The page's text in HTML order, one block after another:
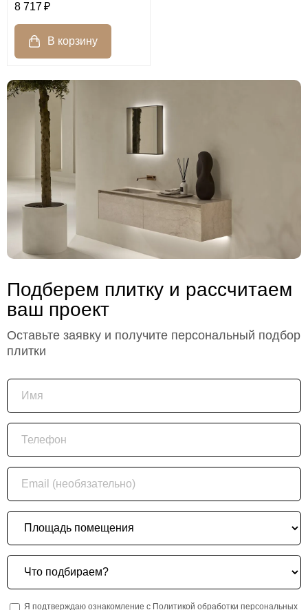
8 717
Подберем плитку и рассчитаем
ваш проект
Оставьте заявку и получите персональный подбор
плитки
Имя
Телефон
Email (необязательно)
Площадь помещения
Что подбираем?
Я подтверждаю ознакомление с Политикой обработки персональных